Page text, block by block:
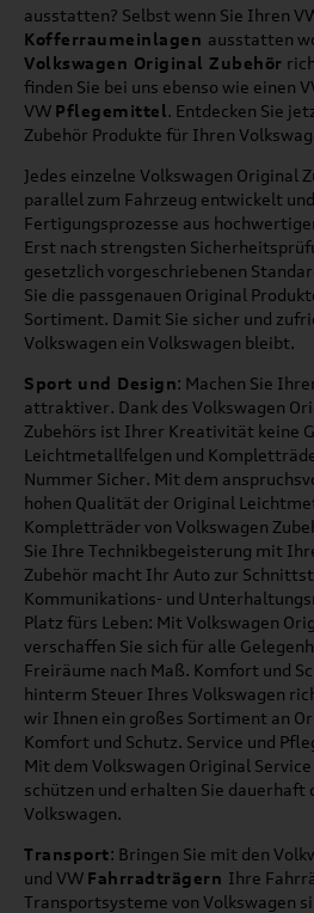
ausstatten? Selbst wenn Sie Ihren
Kofferraumeinlagen ausstatten
Volkswagen Original Zubehör
finden Sie bei uns ebenso wie einen
VW Pflegemittel. Entdecken Sie
Zubehör Produkte für Ihren
Jedes einzelne Volkswagen Original
parallel zum Fahrzeug entwickelt
Fertigungsprozesse aus
Erst nach strengsten
gesetzlich vorgeschriebenen
Sie die passgenauen Original
Sortiment. Damit Sie sicher und
Volkswagen ein Volkswagen bleibt.
Sport und Design: Machen Sie
attraktiver. Dank des Volkswagen
Zubehörs ist Ihrer Kreativität keine
Leichtmetallfelgen und
Nummer Sicher. Mit dem
hohen Qualität der Original
Kompletträder von Volkswagen
Sie Ihre Technikbegeisterung mit
Zubehör macht Ihr Auto zur
Kommunikations- und
Platz fürs Leben: Mit Volkswagen
verschaffen Sie sich für alle
Freiräume nach Maß. Komfort und
hinterm Steuer Ihres Volkswagen
wir Ihnen ein großes Sortiment an
Komfort und Schutz. Service und
Mit dem Volkswagen Original
schützen und erhalten Sie
Volkswagen.
Transport: Bringen Sie mit den
und VW Fahrradträgern Ihre
Transportsysteme von Volkswagen